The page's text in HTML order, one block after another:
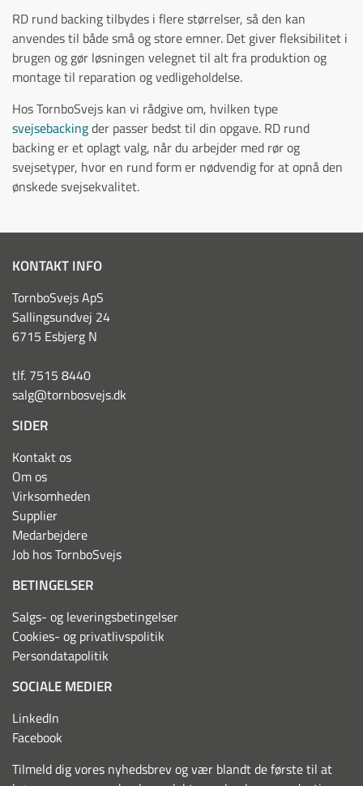
RD rund backing tilbydes i flere størrelser, så den kan
anvendes til både små og store emner. Det giver fleksibilitet i
brugen og gør løsningen velegnet til alt fra produktion og
montage til reparation og vedligeholdelse.
Hos TornboSvejs kan vi rådgive om, hvilken type
svejsebackingder passer bedst til din opgave. RD rund
backing er et oplagt valg, når du arbejder med rør og
svejsetyper, hvor en rund form er nødvendig for at opnå den
ønskede svejsekvalitet.
KONTAKT INFO
TornboSvejs ApS
Sallingsundvej 24
6715 Esbjerg N
tlf. 7515 8440
salg@tornbosvejs.dk
SIDER
Kontakt os
Om os
Virksomheden
Supplier
Medarbejdere
Job hos TornboSvejs
BETINGELSER
Salgs- og leveringsbetingelser
Cookies- og privatlivspolitik
Persondatapolitik
SOCIALE MEDIER
LinkedIn
Facebook
Tilmeld dig vores nyhedsbrev og vær blandt de første til at